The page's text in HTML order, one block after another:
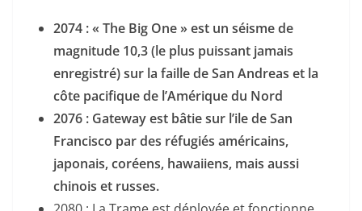
2074 : « The Big One » est un séisme de
magnitude 10,3 (le plus puissant jamais
enregistré) sur la faille de San Andreas et la
côte pacifique de l’Amérique du Nord
2076 : Gateway est bâtie sur l’ile de San
Francisco par des réfugiés américains,
japonais, coréens, hawaiiens, mais aussi
chinois et russes.